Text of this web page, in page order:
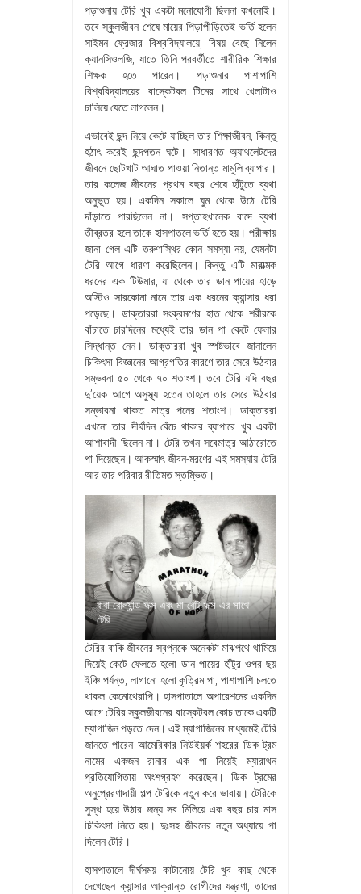
পড়াশুনায় টেরি খুব একটা মনোযোগী ছিলনা কখনোই।
তবে স্কুলজীবন শেষে মায়ের পিড়াপীড়িতেই ভর্তি হলেন
সাইমন ফ্রেজার বিশ্ববিদ্যালয়ে, বিষয় বেছে নিলেন
ক্যানসিওলজি, যাতে তিনি পরবর্তীতে শারীরিক শিক্ষার
শিক্ষক হতে পারেন। পড়াশুনার পাশাপাশি
বিশ্ববিদ্যালয়ের বাস্কেটবল টিমের সাথে খেলাটাও
চালিয়ে যেতে লাগলেন।
এভাবেই ছন্দ নিয়ে কেটে যাচ্ছিল তার শিক্ষাজীবন, কিন্তু
হঠাৎ করেই ছন্দপতন ঘটে। সাধারণত অ্যাথলেটদের
জীবনে ছোটখাট আঘাত পাওয়া নিতান্ত মামুলি ব্যাপার।
তার কলেজ জীবনের প্রথম বছর শেষে হাঁটুতে ব্যথা
অনুভূত হয়। একদিন সকালে ঘুম থেকে উঠে টেরি
দাঁড়াতে পারছিলেন না। সপ্তাহখানেক বাদে ব্যথা
তীব্রতর হলে তাকে হাসপাতলে ভর্তি হতে হয়। পরীক্ষায়
জানা গেল এটি তরুণাস্থির কোন সমস্যা নয়, যেমনটা
টেরি আগে ধারণা করেছিলেন। কিন্তু এটি মারাত্মক
ধরনের এক টিউমার, যা থেকে তার ডান পায়ের হাড়ে
অস্টিও সারকোমা নামে তার এক ধরনের ক্যান্সার ধরা
পড়েছে। ডাক্তাররা সংক্রমণের হাত থেকে শরীরকে
বাঁচাতে চারদিনের মধ্যেই তার ডান পা কেটে ফেলার
সিদ্ধান্ত নেন। ডাক্তাররা খুব স্পষ্টভাবে জানালেন
চিকিৎসা বিজ্ঞানের আগ্রগতির কারণে তার সেরে উঠবার
সম্ভবনা ৫০ থেকে ৭০ শতাংশ। তবে টেরি যদি বছর
দু’য়েক আগে অসুস্থ্য হতেন তাহলে তার সেরে উঠবার
সম্ভাবনা থাকত মাত্র পনের শতাংশ। ডাক্তাররা
এখনো তার দীর্ঘদিন বেঁচে থাকার ব্যাপারে খুব একটা
আশাবাদী ছিলেন না। টেরি তখন সবেমাত্র আঠারোতে
পা দিয়েছেন। আকস্মাৎ জীবন-মরণের এই সমস্যায় টেরি
আর তার পরিবার রীতিমত স্তম্ভিত।
বাবা রোল্যান্ড ফক্স এবং মা বেটি ফক্স এর সাথে
টেরি
টেরির বাকি জীবনের স্বপ্নকে অনেকটা মাঝপথে থামিয়ে
দিয়েই কেটে ফেলতে হলো ডান পায়ের হাঁটুর ওপর ছয়
ইঞ্চি পর্যন্ত, লাগানো হলো কৃত্রিম পা, পাশাপাশি চলতে
থাকল কেমোথেরাপি। হাসপাতালে অপারেশনের একদিন
আগে টেরির স্কুলজীবনের বাস্কেটবল কোচ তাকে একটি
ম্যাগাজিন পড়তে দেন। এই ম্যাগাজিনের মাধ্যমেই টেরি
জানতে পারেন আমেরিকার নিউইয়র্ক শহরের ডিক ট্রম
নামের একজন রানার এক পা নিয়েই ম্যারাথন
প্রতিযোগিতায় অংশগ্রহণ করেছেন। ডিক ট্রমের
অনুপ্রেরণাদায়ী গল্প টেরিকে নতুন করে ভাবায়। টেরিকে
সুস্থ হয়ে উঠার জন্য সব মিলিয়ে এক বছর চার মাস
চিকিৎসা নিতে হয়। দুঃসহ জীবনের নতুন অধ্যায়ে পা
দিলেন টেরি।
হাসপাতালে দীর্ঘসময় কাটানোয় টেরি খুব কাছ থেকে
দেখেছেন ক্যান্সার আক্রান্ত রোগীদের যন্ত্রণা, তাদের